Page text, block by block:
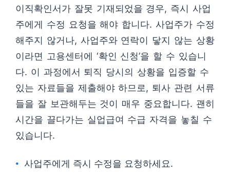
이직확인서가 잘못 기재되었을 경우, 즉시 사업
주에게 수정 요청을 해야 합니다. 사업주가 수정
해주지 않거나, 사업주와 연락이 닿지 않는 상황
이라면 고용센터에 ‘확인 신청’을 할 수 있습니
다. 이 과정에서 퇴직 당시의 상황을 입증할 수
있는 자료들을 제출해야 하므로, 퇴사 관련 서류
들을 잘 보관해두는 것이 매우 중요합니다. 괜히
시간을 끌다가는 실업급여 수급 자격을 놓칠 수
있습니다.
사업주에게 즉시 수정을 요청하세요.